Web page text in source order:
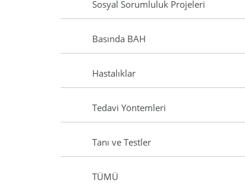
Sosyal Sorumluluk Projeleri
Basında BAH
Hastalıklar
Tedavi Yöntemleri
Tanı ve Testler
TÜMÜ